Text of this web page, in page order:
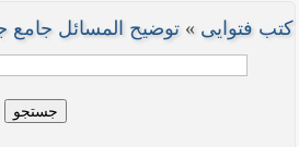
کتب فتوایی » توضیح المسائل جامع جلد
جستجو